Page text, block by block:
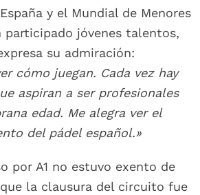
y el Mundial de Menores
participado jóvenes talentos,
su admiración:
cómo juegan. Cada vez hay
aspiran a ser profesionales
edad. Me alegra ver el
del pádel español.»
por A1 no estuvo exento de
la clausura del circuito fue